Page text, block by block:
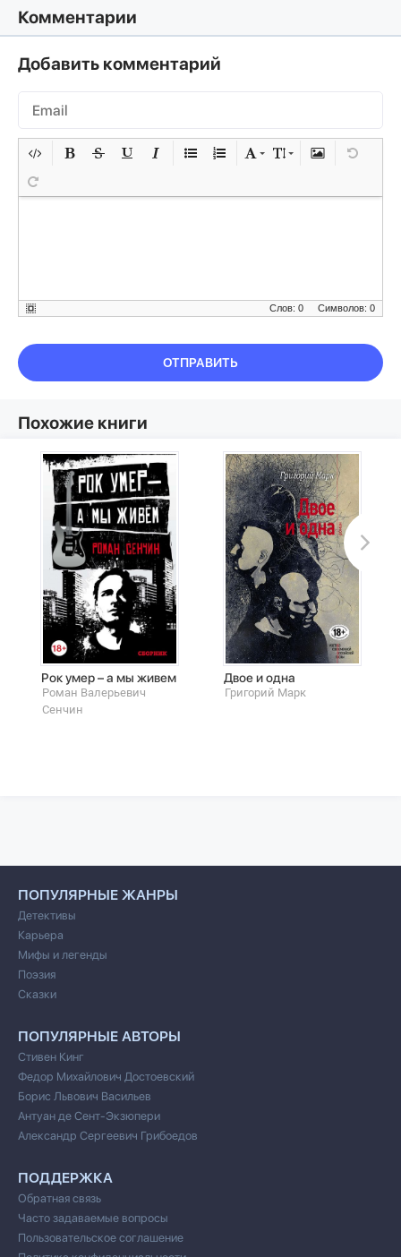
Комментарии
Добавить комментарий
Символов: 0
Слов: 0
ОТПРАВИТЬ
Похожие книги
Рок умер – а мы живем
Роман Валерьевич
Сенчин
Двое и одна
Григорий Марк
ПОПУЛЯРНЫЕ ЖАНРЫ
Детективы
Карьера
Мифы и легенды
Поэзия
Сказки
ПОПУЛЯРНЫЕ АВТОРЫ
Стивен Кинг
Федор Михайлович Достоевский
Борис Львович Васильев
Антуан де Сент-Экзюпери
Александр Сергеевич Грибоедов
ПОДДЕРЖКА
Обратная связь
Часто задаваемые вопросы
Пользовательское соглашение